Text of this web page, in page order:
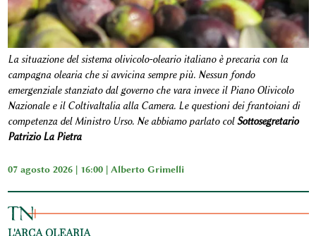
La situazione del sistema olivicolo-oleario italiano è precaria con la
campagna olearia che si avvicina sempre più. Nessun fondo
emergenziale stanziato dal governo che vara invece il Piano Olivicolo
Nazionale e il ColtivaItalia alla Camera. Le questioni dei frantoiani di
competenza del Ministro Urso. Ne abbiamo parlato colSottosegretario
Patrizio La Pietra
07 agosto 2026 | 16:00 | Alberto Grimelli
L'ARCA OLEARIA